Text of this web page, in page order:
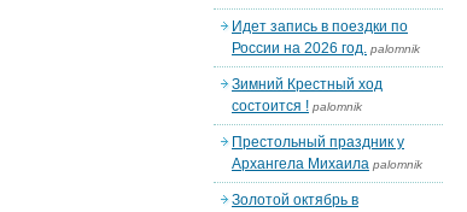
Идет запись в поездки по
России на 2026 год. palomnik
Зимний Крестный ход
состоится ! palomnik
Престольный праздник у
Архангела Михаила palomnik
Золотой октябрь в